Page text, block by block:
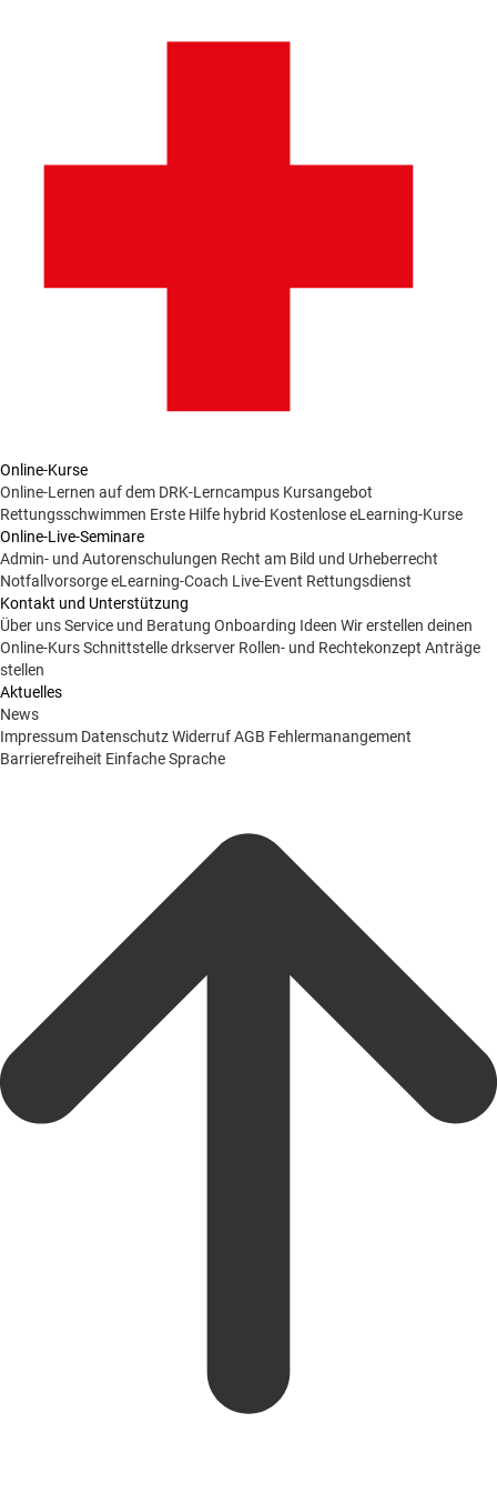
Online-Kurse
Online-Lernen auf dem DRK-Lerncampus Kursangebot
Rettungsschwimmen Erste Hilfe hybrid Kostenlose eLearning-Kurse
Online-Live-Seminare
Admin- und Autorenschulungen Recht am Bild und Urheberrecht
NotfallvorsorgeeLearning-Coach Live-Event Rettungsdienst
Kontakt und Unterstützung
Über unsService und Beratung Onboarding Ideen Wir erstellen deinen
Online-KursSchnittstelle drkserver Rollen- und Rechtekonzept Anträge
stellen
Aktuelles
News
Impressum DatenschutzWiderrufAGB Fehlermanangement
Barrierefreiheit Einfache Sprache